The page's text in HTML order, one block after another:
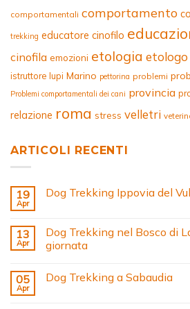
comportamentali comportamento
trekking educatore cinofilo
cinofila emozioni etologia etologo
istruttore lupi Marino pettorina problemi
Problemi comportamentali dei cani provincia
relazione roma stress velletri
ARTICOLI RECENTI
19
Apr
Dog Trekking Ippovia del
13
Apr
Dog Trekking nel Bosco di
giornata
05
Apr
Dog Trekking a Sabaudia